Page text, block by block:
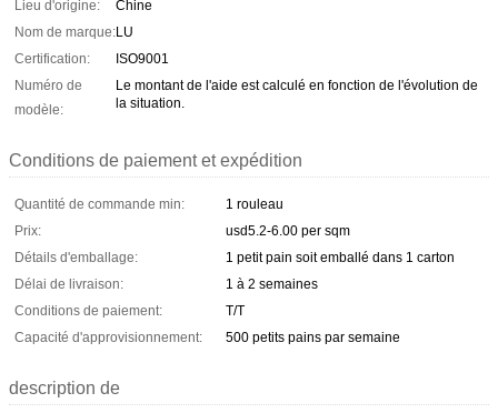
Lieu d'origine:
Chine
Nom de marque:LU
Certification:
ISO9001
Numéro de
modèle:
Le montant de l'aide est calculé en fonction de l'évolution de
la situation.
Conditions de paiement et expédition
Quantité de commande min:
1 rouleau
Prix:
usd5.2-6.00 per sqm
Détails d'emballage:
1 petit pain soit emballé dans 1 carton
Délai de livraison:
1 à 2 semaines
Conditions de paiement:
T/T
Capacité d'approvisionnement:
500 petits pains par semaine
description de